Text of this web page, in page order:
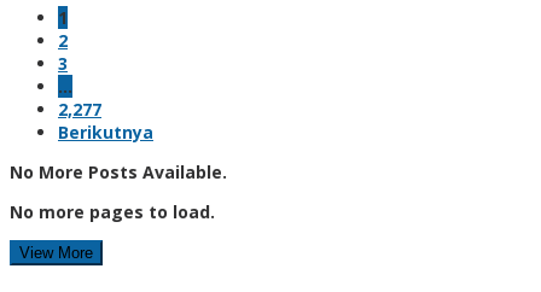
1
2
3
…
2,277
Berikutnya
No More Posts Available.
No more pages to load.
View More